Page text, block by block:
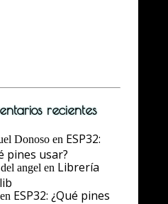
recientes
Donosoen ESP32:
pines usar?
angel en Librería
ESP32: ¿Qué pines